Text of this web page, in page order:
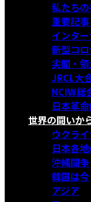
私たち
重要記
インタ
新型コ
尖閣・
JRCL大
NCIW総
日本革
世界の闘いか
ウクラ
日本各
沖縄闘争
韓国は今
アジア